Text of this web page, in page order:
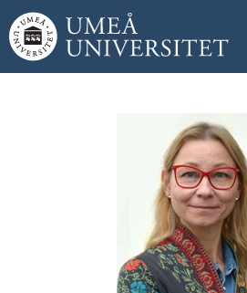
Hoppa direkt till innehållet